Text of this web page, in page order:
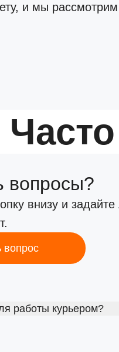
и мы
вопросы?
внизу и
вопрос
работы курьером?